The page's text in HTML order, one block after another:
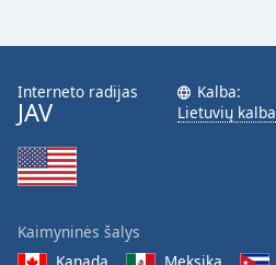
Interneto radijas
JAV
Kalba:
Lietuvių kalba
Kaimyninės šalys